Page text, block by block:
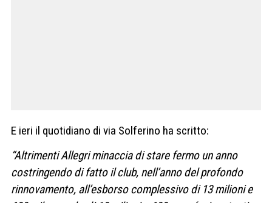
E ieri il quotidiano di via Solferino ha scritto:
“Altrimenti Allegri minaccia di stare fermo un anno
costringendo di fatto il club, nell’anno del profondo
rinnovamento, all’esborso complessivo di 13 milioni e